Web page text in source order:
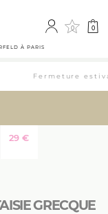
0 0
À PARIS
Fermeture
GRECQUE
29 €